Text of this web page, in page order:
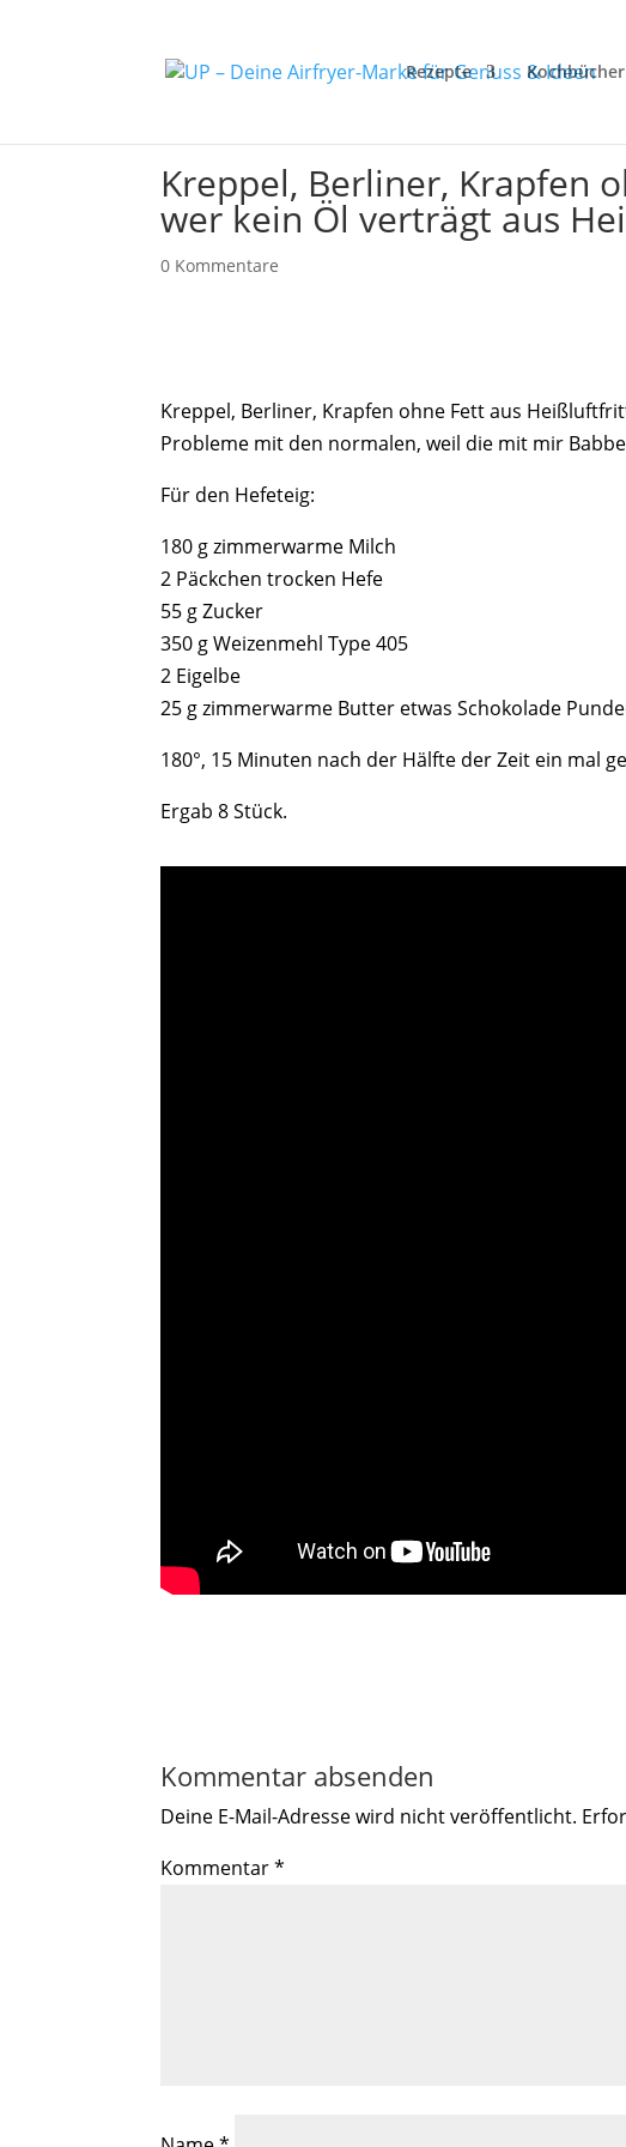
Rezepte Kochbücher
Kreppel, Berliner, Krapfen
wer kein Öl verträgt aus
0 Kommentare
Kreppel, Berliner, Krapfen ohne Fett aus
Probleme mit den normalen, weil die mit mir
Für den Hefeteig:
180 g zimmerwarme Milch
2 Päckchen trocken Hefe
55 g Zucker
350 g Weizenmehl Type 405
2 Eigelbe
25 g zimmerwarme Butter etwas Schokolade
180°, 15 Minuten nach der Hälfte der Zeit ein mal
Ergab 8 Stück.
Kommentar absenden
Deine E-Mail-Adresse wird nicht veröffentlicht.
Kommentar*